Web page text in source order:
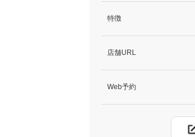
特徴
店舗URL
Web予約